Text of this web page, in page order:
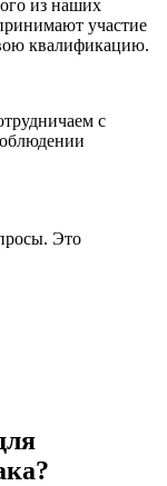
из наших
участие
квалификацию.
с
Это